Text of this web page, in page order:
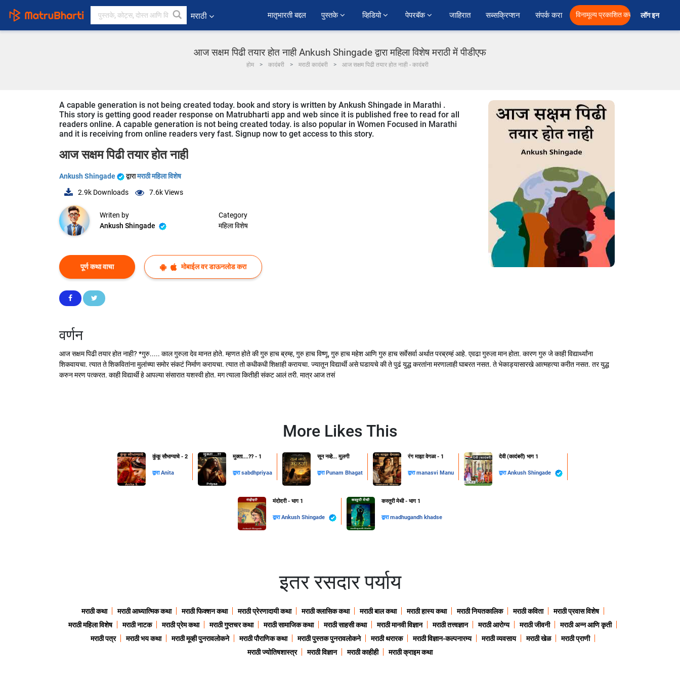
मराठी ﻿मातृभारती बद्दल पुस्तके व्हिडियो पेपरबॅक जाहिरात सब्सक्रिप्शन संपर्क करा विनामूल्य प्रकाशित करा लॉग इन
आज सक्षम पिढी तयार होत नाही Ankush Shingade द्वारा महिला विशेष मराठी में पीडीएफ
होम कादंबरी मराठी कादंबरी आज सक्षम पिढी तयार होत नाही - कादंबरी
A capable generation is not being created today. book and story is written by Ankush Shingade in Marathi .
This story is getting good reader response on Matrubharti app and web since it is published free to read for all
readers online. A capable generation is not being created today. is also popular in Women Focused in Marathi
and it is receiving from online readers very fast. Signup now to get access to this story.
आज सक्षम पिढी तयार होत नाही
Ankush Shingade द्वारामराठी महिला विशेष
2.9k Downloads 7.6kViews
Writen by
Ankush Shingade
Category
महिला विशेष
पूर्ण कथा वाचा मोबाईल वर डाऊनलोड करा
वर्णन
आज सक्षम पिढी तयार होत नाही? *गुरु..... काल गुरुला देव मानत होते. म्हणत होते की गुरु हाच ब्रम्ह, गुरु हाच विष्णू, गुरु हाच महेश आणि गुरु हाच सर्वेसर्वा अर्थात परब्रम्हं आहे. एवढा गुरुला मान होता. कारण गुरु जे काही विद्यार्थ्यांना
शिकवायचा. त्यात ते शिकवितांना मुलांच्या समोर संकटं निर्माण करायचा. त्यात तो कधीकधी शिक्षाही करायचा. ज्यातून विद्यार्थी असे घडायचे की ते पुढं युद्ध करतांना मरणालाही घाबरत नसत. ते भेकाड्यासारखे आत्महत्या करीत नसत. तर युद्ध
करुन मरण पत्करत. काही विद्यार्थी हे आपल्या संसारात यशस्वी होत. मग त्याला कितीही संकट आलं तरी. मात्र आज तसं
More Likes This
कुंकू सौभाग्याचे - 2
द्वाराAnita
मुक्ता....??️ - 1
द्वाराsabdhpriyaa
सून नव्हे... मुलगी
द्वारा Punam Bhagat
रंग माझा वेगळा - 1
द्वाराmanasvi Manu
देवी (कादंबरी) भाग 1
द्वाराAnkush Shingade
मंदोदरी - भाग 1
द्वाराAnkush Shingade
कस्तुरी मेथी - भाग 1
द्वाराmadhugandh khadse
इतर रसदार पर्याय
मराठी कथा मराठी आध्यात्मिक कथा मराठी फिक्शन कथा मराठी प्रेरणादायी कथा मराठी क्लासिक कथा मराठी बाल कथा मराठी हास्य कथा मराठी नियतकालिक मराठी कविता
मराठी प्रवास विशेष
मराठी महिला विशेष
मराठी नाटक मराठी प्रेम कथा मराठी गुप्तचर कथा मराठी सामाजिक कथा मराठी साहसी कथा मराठी मानवी विज्ञान मराठी तत्त्वज्ञान मराठी आरोग्य मराठी जीवनी
मराठी अन्न आणि कृती
मराठी पत्र
मराठी भय कथा मराठी मूव्ही पुनरावलोकने मराठी पौराणिक कथा मराठी पुस्तक पुनरावलोकने मराठी थरारक मराठी विज्ञान-कल्पनारम्य मराठी व्यवसाय मराठी खेळ
मराठी प्राणी
मराठी ज्योतिषशास्त्र
मराठी विज्ञान मराठी काहीही मराठी क्राइम कथा